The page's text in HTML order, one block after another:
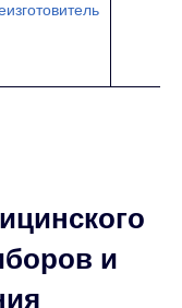
и